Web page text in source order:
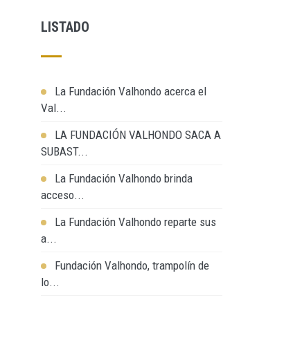
LISTADO
La Fundación Valhondo acerca el
Val...
LA FUNDACIÓN VALHONDO SACA A
SUBAST...
La Fundación Valhondo brinda
acceso...
La Fundación Valhondo reparte sus
a...
Fundación Valhondo, trampolín de
lo...